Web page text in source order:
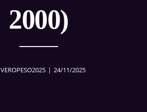
2000)
VEROPESO2025 24/11/2025